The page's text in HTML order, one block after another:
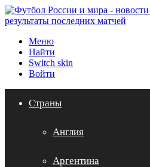
Меню
Найти
Switch skin
Войти
Страны
Англия
Аргентина